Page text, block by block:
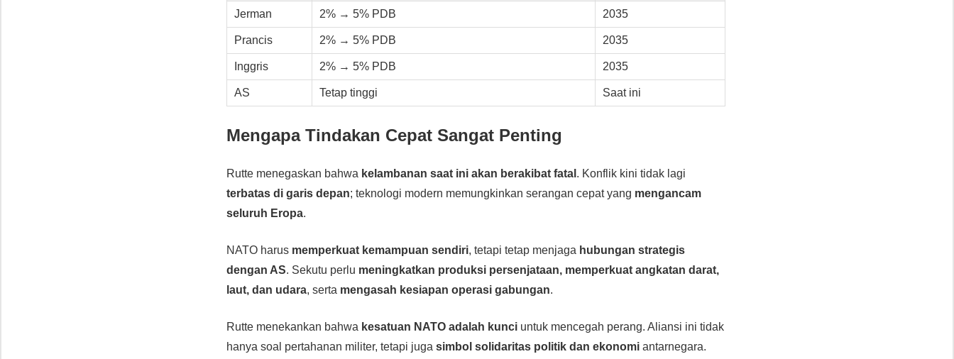
Jerman 2% → 5% PDB 2035
Prancis 2% → 5% PDB 2035
Inggris 2% → 5% PDB 2035
AS Tetap tinggi Saat ini
Mengapa Tindakan Cepat Sangat Penting
Rutte menegaskan bahwa kelambanan saat ini akan berakibat fatal . Konflik kini tidak lagi
terbatas di garis depan; teknologi modern memungkinkan serangan cepat yang mengancam
seluruh Eropa.
NATO harus memperkuat kemampuan sendiri, tetapi tetap menjaga hubungan strategis
dengan AS. Sekutu perlu meningkatkan produksi persenjataan, memperkuat angkatan darat,
laut, dan udara, serta mengasah kesiapan operasi gabungan.
Rutte menekankan bahwa kesatuan NATO adalah kunci untuk mencegah perang. Aliansi ini tidak
hanya soal pertahanan militer, tetapi jugasimbol solidaritas politik dan ekonomi antarnegara.